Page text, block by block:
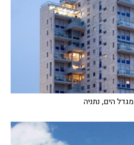
מגדל הים, נתניה